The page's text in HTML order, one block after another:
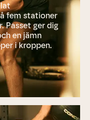
fem stationer
Passet ger dig
en jämn
i kroppen.